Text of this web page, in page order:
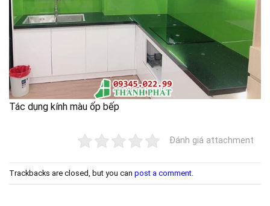
Tác dụng kính màu ốp bếp
Đánh giá attachment
Trackbacks are closed, but you can post a comment